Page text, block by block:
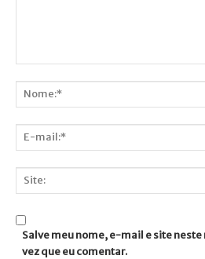
mail:*
Salve meu nome, e-mail e site
vez que eu comentar.